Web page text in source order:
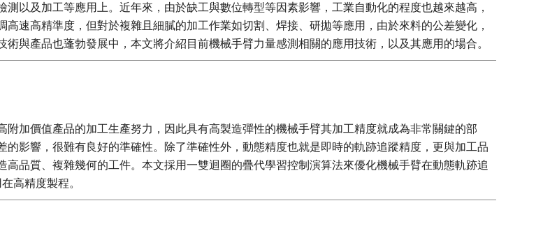
以及加工等應用上。近年來，由於缺工與數位轉型等因素影響，工業自動化的程度也越來越高，
速高精準度，但對於複雜且細膩的加工作業如切割、焊接、研拋等應用，由於來料的公差變化，
與產品也蓬勃發展中，本文將介紹目前機械手臂力量感測相關的應用技術，以及其應用的場合。
加價值產品的加工生產努力，因此具有高製造彈性的機械手臂其加工精度就成為非常關鍵的部
影響，很難有良好的準確性。除了準確性外，動態精度也就是即時的軌跡追蹤精度，更與加工品
品質、複雜幾何的工件。本文採用一雙迴圈的疊代學習控制演算法來優化機械手臂在動態軌跡追
高精度製程。